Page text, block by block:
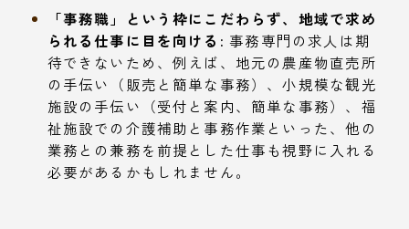
「事務職」という枠にこだわらず、地域で求め
られる仕事に目を向ける: 事務専門の求人は期
待できないため、例えば、地元の農産物直売所
の手伝い（販売と簡単な事務）、小規模な観光
施設の手伝い（受付と案内、簡単な事務）、福
祉施設での介護補助と事務作業といった、他の
業務との兼務を前提とした仕事も視野に入れる
必要があるかもしれません。